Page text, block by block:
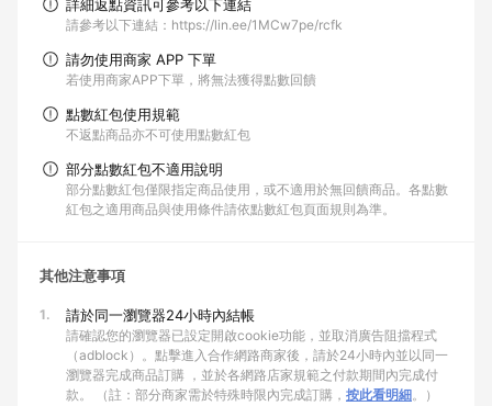
詳細返點資訊可參考以下連結
請參考以下連結：https://lin.ee/1MCw7pe/rcfk
請勿使用商家 APP 下單
若使用商家APP下單，將無法獲得點數回饋
點數紅包使用規範
不返點商品亦不可使用點數紅包
部分點數紅包不適用說明
部分點數紅包僅限指定商品使用，或不適用於無回饋商品。各點數
紅包之適用商品與使用條件請依點數紅包頁面規則為準。
其他注意事項
1. 請於同一瀏覽器24小時內結帳
請確認您的瀏覽器已設定開啟cookie功能，並取消廣告阻擋程式
（adblock）。點擊進入合作網路商家後，請於24小時內並以同一
瀏覽器完成商品訂購 ，並於各網路店家規範之付款期間內完成付
款。 （註：部分商家需於特殊時限內完成訂購， 按此看明細。）